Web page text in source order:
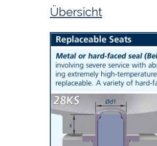
Übersicht